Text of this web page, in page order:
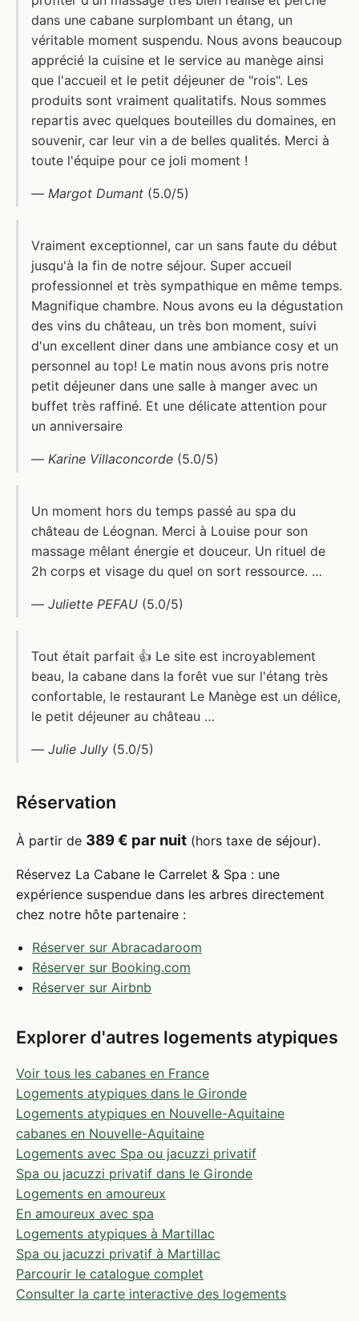
dans une cabane surplombant un étang, un
véritable moment suspendu. Nous avons beaucoup
apprécié la cuisine et le service au manège ainsi
que l'accueil et le petit déjeuner de "rois". Les
produits sont vraiment qualitatifs. Nous sommes
repartis avec quelques bouteilles du domaines, en
souvenir, car leur vin a de belles qualités. Merci à
toute l'équipe pour ce joli moment !
— Margot Dumant (5.0/5)
Vraiment exceptionnel, car un sans faute du début
jusqu'à la fin de notre séjour. Super accueil
professionnel et très sympathique en même temps.
Magnifique chambre. Nous avons eu la dégustation
des vins du château, un très bon moment, suivi
d'un excellent diner dans une ambiance cosy et un
personnel au top! Le matin nous avons pris notre
petit déjeuner dans une salle à manger avec un
buffet très raffiné. Et une délicate attention pour
un anniversaire
— Karine Villaconcorde (5.0/5)
Un moment hors du temps passé au spa du
château de Léognan. Merci à Louise pour son
massage mêlant énergie et douceur. Un rituel de
2h corps et visage du quel on sort ressource. …
— Juliette PEFAU (5.0/5)
Tout était parfait 👍 Le site est incroyablement
beau, la cabane dans la forêt vue sur l'étang très
confortable, le restaurant Le Manège est un délice,
le petit déjeuner au château …
— Julie Jully (5.0/5)
Réservation
À partir de 389 € par nuit (hors taxe de séjour).
Réservez La Cabane le Carrelet & Spa : une
expérience suspendue dans les arbres directement
chez notre hôte partenaire :
Réserver sur Abracadaroom
Réserver sur Booking.com
Réserver sur Airbnb
Explorer d'autres logements atypiques
Voir tous les cabanes en France
Logements atypiques dans le Gironde
Logements atypiques en Nouvelle-Aquitaine
cabanes en Nouvelle-Aquitaine
Logements avec Spa ou jacuzzi privatif
Spa ou jacuzzi privatif dans le Gironde
Logements en amoureux
En amoureux avec spa
Logements atypiques à Martillac
Spa ou jacuzzi privatif à Martillac
Parcourir le catalogue complet
Consulter la carte interactive des logements